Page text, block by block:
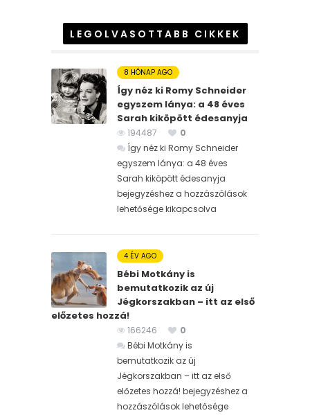
LEGOLVASOTTABB CIKKEK
8 HÓNAP AGO
Így néz ki Romy Schneider
egyszem lánya: a 48 éves
Sarah kiköpött édesanyja
194487
0
Így néz ki Romy Schneider
egyszem lánya: a 48 éves
Sarah kiköpött édesanyja
bejegyzéshez a hozzászólások
lehetősége kikapcsolva
4 ÉV AGO
Bébi Motkány is
bemutatkozik az új
Jégkorszakban – itt az első
előzetes hozzá!
166246
0
Bébi Motkány is
bemutatkozik az új
Jégkorszakban – itt az első
előzetes hozzá! bejegyzéshez a
hozzászólások lehetősége